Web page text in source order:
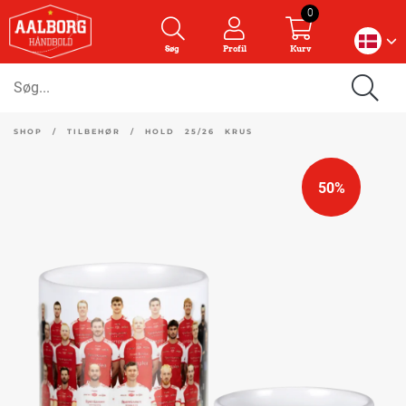
Søg Profil Kurv
0
SHOP / TILBEHØR / HOLD 25/26 KRUS
50%